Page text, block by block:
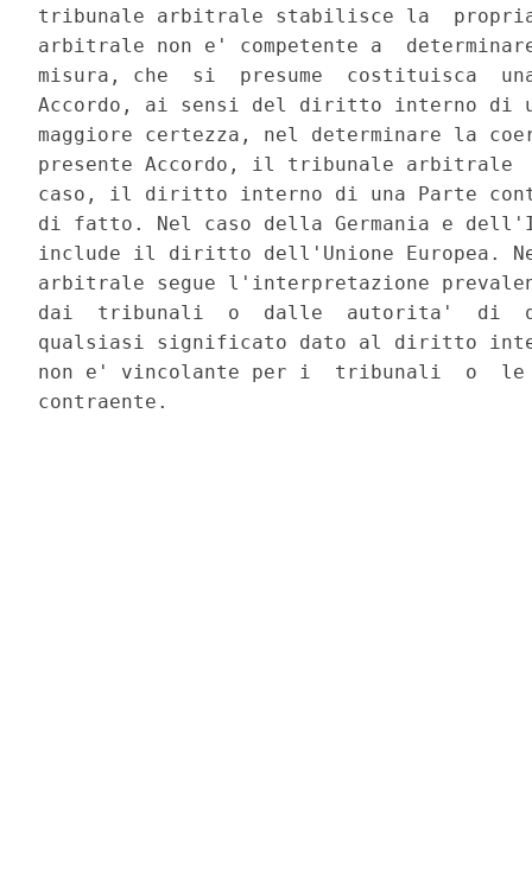
tribunale arbitrale stabilisce la
arbitrale non e' competente a
misura, che  si  presume  costituisca
Accordo, ai sensi del diritto interno di
maggiore certezza, nel determinare la
presente Accordo, il tribunale arbitrale
caso, il diritto interno di una Parte
di fatto. Nel caso della Germania e
include il diritto dell'Unione
arbitrale segue l'interpretazione
dai  tribunali  o  dalle  autorita'  di
qualsiasi significato dato al diritto
non e' vincolante per i  tribunali  o
contraente.